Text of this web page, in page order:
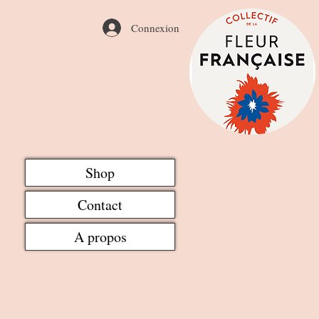
Connexion
Shop
Contact
A propos